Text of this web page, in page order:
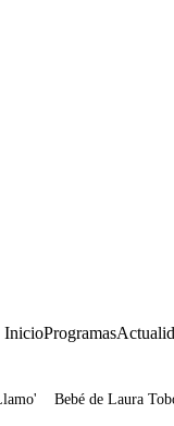
InicioProgramas
Bebé de Laura